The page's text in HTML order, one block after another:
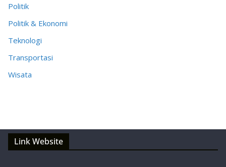
Politik
Politik & Ekonomi
Teknologi
Transportasi
Wisata
Link Website